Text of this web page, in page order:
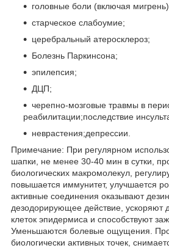
головные боли (включая
старческое слабоумие;
церебральный атеросклероз;
Болезнь Паркинсона;
эпилепсия;
ДЦП;
черепно-мозговые травмы в
реабилитации;последствие
неврастения;депрессии.
Примечание: При регулярном
шапки, не менее 30-40 мин в сутки,
биологических макромолекул,
повышается иммунитет, улучшается
активные соединения оказывают
дезодорирующее действие, ускоряют
клеток эпидермиса и способствуют
Уменьшаются болевые ощущения.
биологически активных точек,